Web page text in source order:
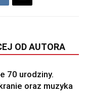
OD AUTORA
70 urodziny.
oraz muzyka